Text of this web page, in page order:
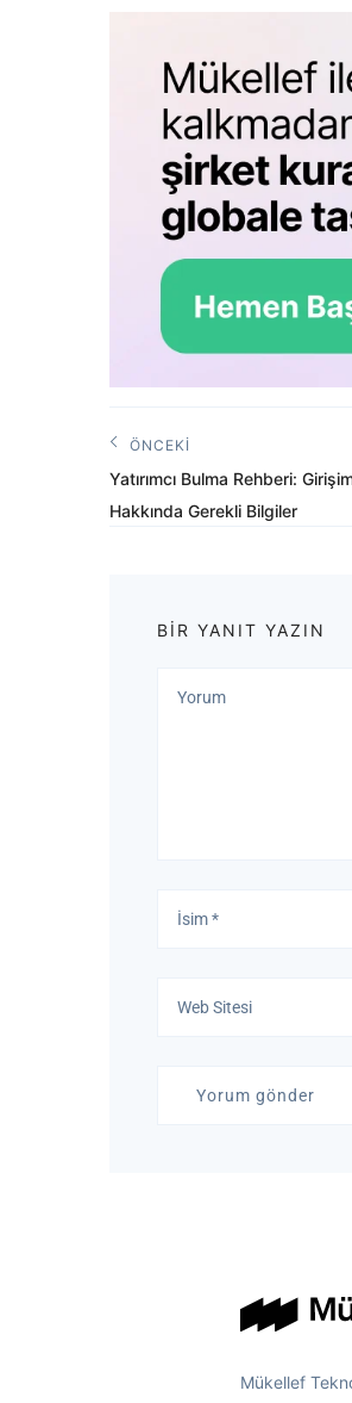
Yazı
gezinmesi
ÖNCEKI
Önceki
Yazı:
Yatırımcı Bulma Rehberi:
Hakkında Gerekli Bilgiler
BIR YANIT YAZIN
Mükellef